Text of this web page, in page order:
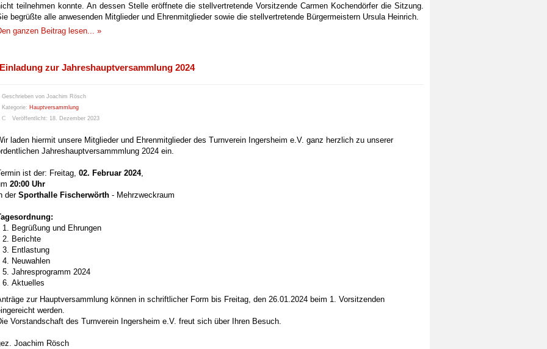
teilnehmen konnte. An dessen Stelle eröffnete die stellvertretende Vorsitzende Carmen Kochendörfer die Sitzung.
begrüßte alle anwesenden Mitglieder und Ehrenmitglieder sowie die stellvertretende Bürgermeistern Ursula Heinrich.
ganzen Beitrag lesen... »
Einladung zur Jahreshauptversammlung 2024
Geschrieben von Joachim Rösch
Kategorie: Hauptversammlung
Veröffentlicht: 18. Dezember 2023
laden hiermit unsere Mitglieder und Ehrenmitglieder des Turnverein Ingersheim e.V. ganz herzlich zu unserer
Jahreshauptversammmlung 2024 ein.
ist der: Freitag, 02. Februar 2024,
20:00 Uhr
der Sporthalle Fischerwörth - Mehrzweckraum
Begrüßung und Ehrungen
Berichte
Entlastung
Neuwahlen
Jahresprogramm 2024
Aktuelles
zur Hauptversammlung können in schriftlicher Form bis Freitag, den 26.01.2024 beim 1. Vorsitzenden
werden.
Vorstandschaft des Turnverein Ingersheim e.V. freut sich über Ihren Besuch.
Joachim Rösch